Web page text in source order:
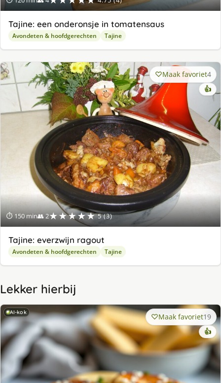
Tajine: een onderonsje in tomatensaus
Avondeten & hoofdgerechten Tajine
⏱ 150 min👥 2★★★★★ 5 (3)
Maak favoriet4
👍
Tajine: everzwijn ragout
Avondeten & hoofdgerechten Tajine
Lekker hierbij
AI-kok Maak favoriet19
👍